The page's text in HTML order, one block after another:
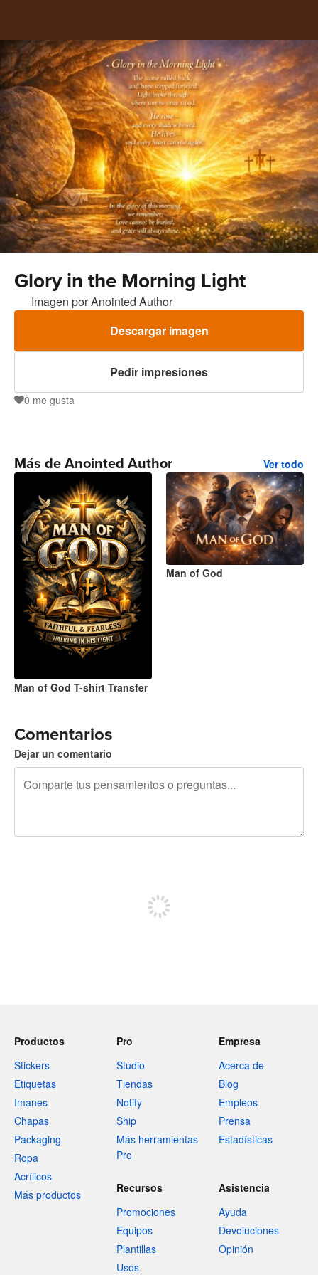
Glory in the Morning Light
Imagen porAnointed Author
Descargar imagen
Pedir impresiones
0 me gusta
Más de Anointed Author Ver todo
Man of God T-shirt Transfer
Man of God
Comentarios
Dejar un comentario
Productos
Stickers
Etiquetas
Imanes
Chapas
Packaging
Ropa
Acrílicos
Más productos
Pro
Studio
Tiendas
Notify
Ship
Más herramientas
Pro
Empresa
Acerca de
Blog
Empleos
Prensa
Estadísticas
Recursos
Promociones
Equipos
Plantillas
Usos
Asistencia
Ayuda
Devoluciones
Opinión